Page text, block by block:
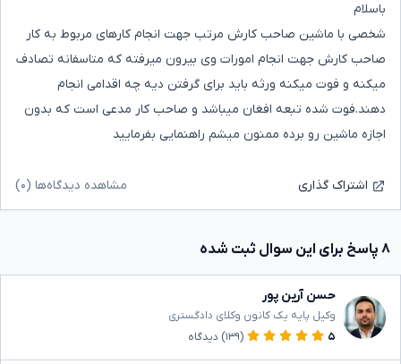
باسلام
شخصی با ماشین صاحب کارش مرتب جهت انجام کارهای مربوط به کار
صاحب کارش جهت انجام امورات وی بیرون میرفته که متاسفانه تصادف
میکنه و فوت میکنه ورثه باید برای گرفتن دیه چه اقدامی انجام
دهند.فوت شده تبعه افغان میباشد و صاحب کار مدعی است که بدون
اجازه ماشین رو برده ممنون میشم راهنمایی بفرمایید
اشتراک گذاری مشاهده دیدگاه‌ها (۰)
۸ پاسخ برای این سوال ثبت شده
حسن آرین پور
وکیل پایه یک کانون وکلای دادگستری
۵
(۱۳۹) دیدگاه